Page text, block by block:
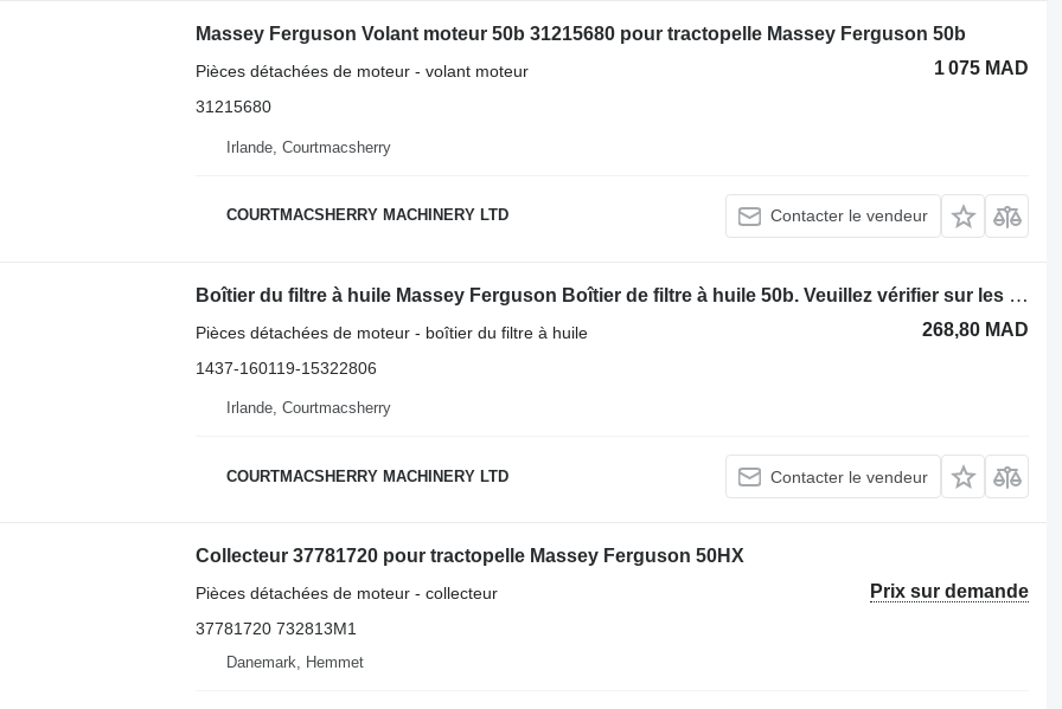
Massey Ferguson Volant moteur 50b 31215680 pour tractopelle Massey Ferguson 50b
1 075 MAD
Pièces détachées de moteur - volant moteur
31215680
Irlande, Courtmacsherry
COURTMACSHERRY MACHINERY LTD Contacter le vendeur
Boîtier du filtre à huile Massey Ferguson Boîtier de filtre à huile 50b. Veuillez vérifier sur les photos. 1437-160119-15322806 pour tractopelle Massey Ferguson 50b
268,80 MAD
Pièces détachées de moteur - boîtier du filtre à huile
1437-160119-15322806
Irlande, Courtmacsherry
COURTMACSHERRY MACHINERY LTD Contacter le vendeur
Collecteur 37781720 pour tractopelle Massey Ferguson 50HX
Prix sur demande
Pièces détachées de moteur - collecteur
37781720 732813M1
Danemark, Hemmet